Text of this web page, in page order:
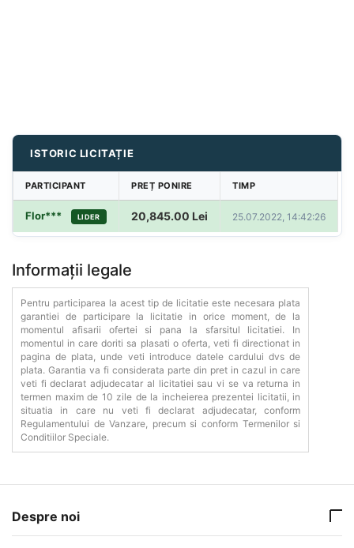
ISTORIC LICITAȚIE
PARTICIPANT PREȚ PONIRE TIMP
Flor*** LIDER 20,845.00 Lei 25.07.2022, 14:42:26
Informații legale
Pentru participarea la acest tip de licitatie este necesara plata
garantiei de participare la licitatie in orice moment, de la
momentul afisarii ofertei si pana la sfarsitul licitatiei. In
momentul in care doriti sa plasati o oferta, veti fi directionat in
pagina de plata, unde veti introduce datele cardului dvs de
plata. Garantia va fi considerata parte din pret in cazul in care
veti fi declarat adjudecatar al licitatiei sau vi se va returna in
termen maxim de 10 zile de la incheierea prezentei licitatii, in
situatia in care nu veti fi declarat adjudecatar, conform
Regulamentului de Vanzare, precum si conform Termenilor si
Conditiilor Speciale.
Despre noi